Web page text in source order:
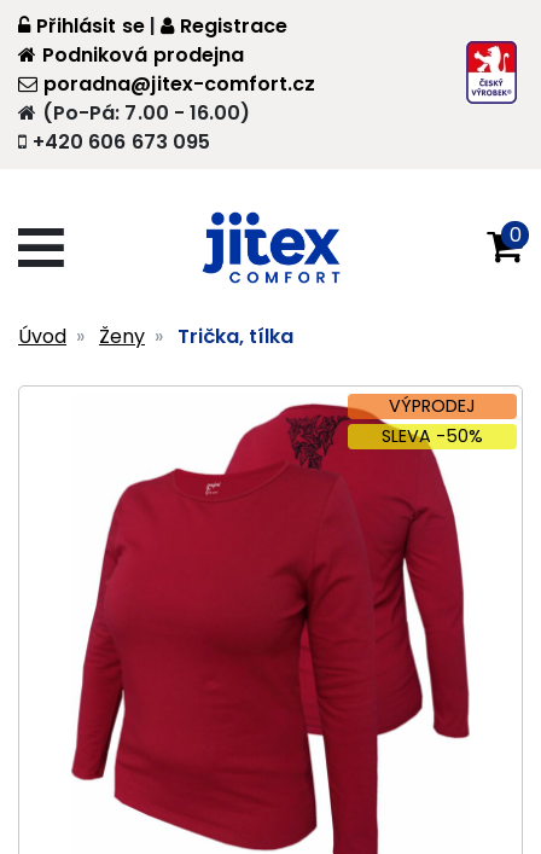
+420 606 673 095
(Po-Pá: 7.00 - 16.00)
poradna@jitex-comfort.cz
Přihlásit se |
Registrace
Podniková prodejna
0
Úvod Ženy Trička, tílka
VÝPRODEJ
SLEVA -50%